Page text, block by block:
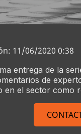
11/06/2020 0:38
entrega de la
de
en el sector como